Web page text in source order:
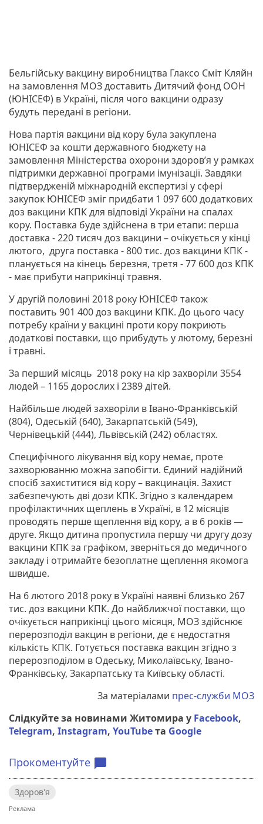
Бельгійську вакцину виробництва Глаксо Сміт Кляйн
на замовлення МОЗ доставить Дитячий фонд ООН
(ЮНІСЕФ) в Україні, після чого вакцини одразу
будуть передані в регіони.
Нова партія вакцини від кору була закуплена
ЮНІСЕФ за кошти державного бюджету на
замовлення Міністерства охорони здоров’я у рамках
підтримки державної програми імунізації. Завдяки
підтвердженій міжнародній експертизі у сфері
закупок ЮНІСЕФ зміг придбати 1 097 600 додаткових
доз вакцини КПК для відповіді України на спалах
кору. Поставка буде здійснена в три етапи: перша
доставка - 220 тисяч доз вакцини – очікується у кінці
лютого, друга поставка - 800 тис. доз вакцини КПК -
планується на кінець березня, третя - 77 600 доз КПК
- має прибути наприкінці травня.
У другій половині 2018 року ЮНІСЕФ також
поставить 901 400 доз вакцини КПК. До цього часу
потребу країни у вакцині проти кору покриють
додаткові поставки, що прибудуть у лютому, березні
і травні.
За перший місяць 2018 року на кір захворіли 3554
людей – 1165 дорослих і 2389 дітей.
Найбільше людей захворіли в Івано-Франківській
(804), Одеській (640), Закарпатській (549),
Чернівецькій (444), Львівській (242) областях.
Специфічного лікування від кору немає, проте
захворюванню можна запобігти. Єдиний надійний
спосіб захиститися від кору – вакцинація. Захист
забезпечують дві дози КПК. Згідно з календарем
профілактичних щеплень в Україні, в 12 місяців
проводять перше щеплення від кору, а в 6 років —
друге. Якщо дитина пропустила першу чи другу дозу
вакцини КПК за графіком, зверніться до медичного
закладу і отримайте безоплатне щеплення якомога
швидше.
На 6 лютого 2018 року в Україні наявні близько 267
тис. доз вакцини КПК. До найближчої поставки, що
очікується наприкінці цього місяця, МОЗ здійснює
перерозподіл вакцин в регіони, де є недостатня
кількість КПК. Готується поставка вакцин згідно з
перерозподілом в Одеську, Миколаївську, Івано-
Франківську, Закарпатську та Київську області.
За матеріалами прес-служби МОЗ
Слідкуйте за новинами Житомира у Facebook,
Telegram, Instagram, YouTubeта Google
Прокоментуйте chat_bubble
Здоров'я